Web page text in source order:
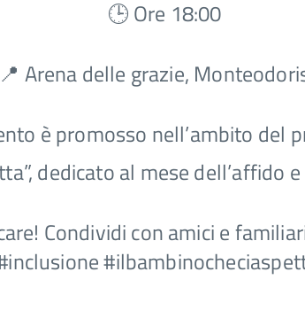
🕒Ore 18:00
📍 Arena delle grazie,
è promosso nell’ambito del
dedicato al mese dell’affido
Condividi con amici e